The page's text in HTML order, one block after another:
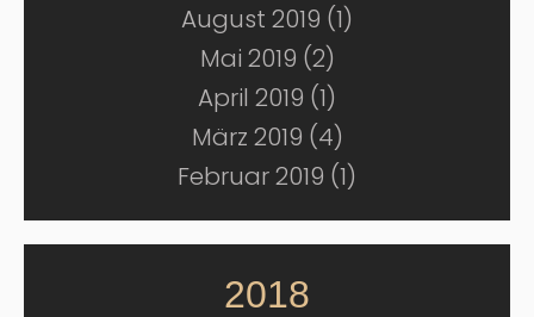
August 2019 (1)
Mai 2019 (2)
April 2019 (1)
März 2019 (4)
Februar 2019 (1)
2018